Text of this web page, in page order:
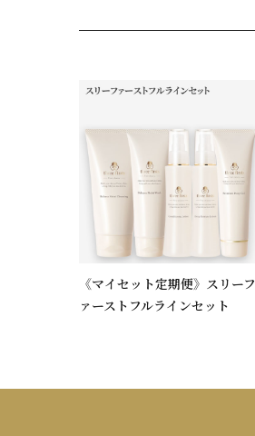
《マイセット定期便》スリーフ
ァーストフルラインセット